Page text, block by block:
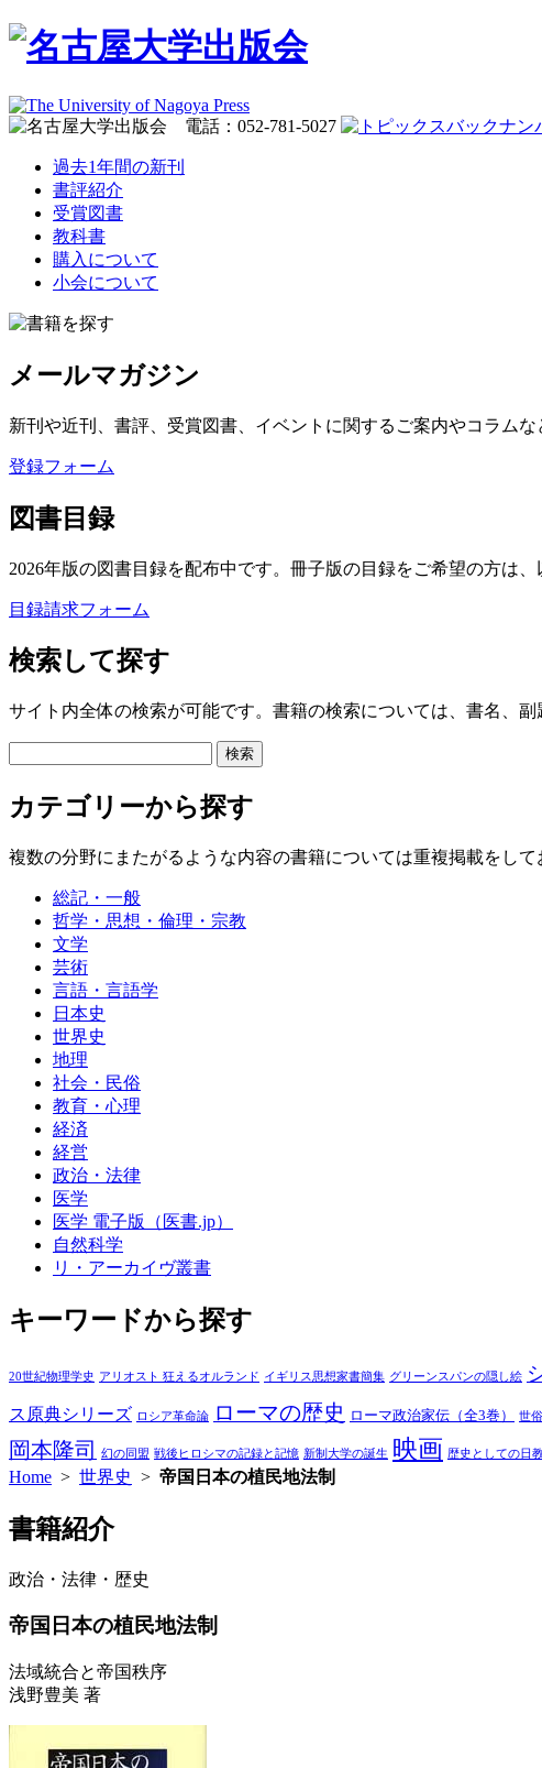
過去1年間の新刊
書評紹介
受賞図書
教科書
購入について
小会について
メールマガジン
新刊や近刊、書評、受賞図書、イベントに関するご案内やコラム
登録フォーム
図書目録
2026年版の図書目録を配布中です。冊子版の目録をご希望の方は
目録請求フォーム
検索して探す
サイト内全体の検索が可能です。書籍の検索については、書名、
カテゴリーから探す
複数の分野にまたがるような内容の書籍については重複掲載をして
総記・一般
哲学・思想・倫理・宗教
文学
芸術
言語・言語学
日本史
世界史
地理
社会・民俗
教育・心理
経済
経営
政治・法律
医学
医学 電子版（医書.jp）
自然科学
リ・アーカイヴ叢書
キーワードから探す
20世紀物理学史 アリオスト 狂えるオルランド イギリス思想家書簡集 グリーンスパンの隠し絵
ス原典シリーズ ロシア革命論 ローマの歴史 ローマ政治家伝（全3巻） 世
岡本隆司 幻の同盟 戦後ヒロシマの記録と記憶 新制大学の誕生 映画 歴史としての日
Home > 世界史 > 帝国日本の植民地法制
書籍紹介
政治・法律・歴史
帝国日本の植民地法制
法域統合と帝国秩序
浅野豊美 著